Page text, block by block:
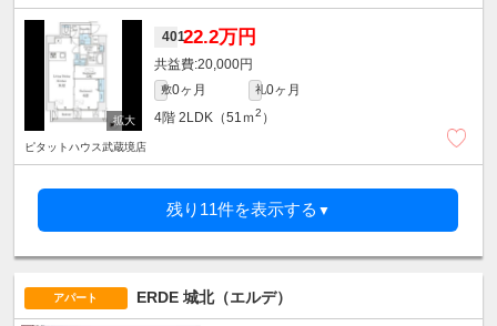
40122.2万円
20,000円
敷0ヶ月 礼0ヶ月
4階 2LDK（51ｍ2 ）
ピタットハウス武蔵境店
残り11件を表示する ▼
アパート ERDE 城北（エルデ）